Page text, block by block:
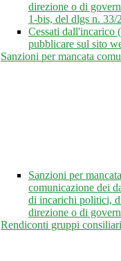
direzione o di
1-bis, del dlgs n. 33/
Cessati dall'incarico
pubblicare sul sito
Sanzioni per mancata
Sanzioni per
comunicazione dei
di incarichi politici,
direzione o di
Rendiconti gruppi